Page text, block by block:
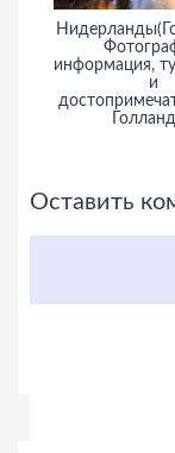
информация,
и
Оставить